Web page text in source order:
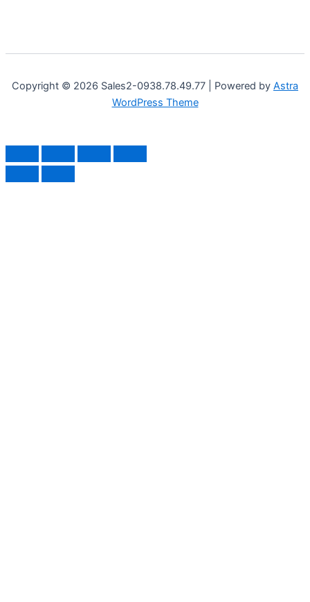
Copyright © 2026 Sales2-0938.78.49.77 | Powered by Astra
WordPress Theme